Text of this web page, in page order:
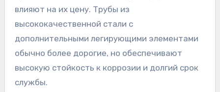
влияют на их цену. Трубы из
высококачественной стали с
дополнительными легирующими элементами
обычно более дорогие, но обеспечивают
высокую стойкость к коррозии и долгий срок
службы.